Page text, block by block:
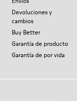
Devoluciones y
cambios
Buy Better
Garantía de producto
Garantía de por vida